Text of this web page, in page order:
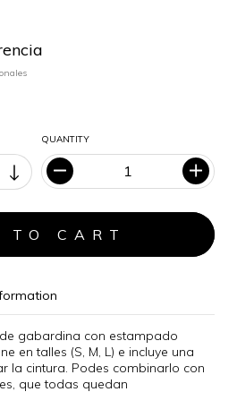
QUANTITY
gabardina con estampado
en talles (S, M, L) e incluye una
la cintura. Podes combinarlo con
que todas quedan